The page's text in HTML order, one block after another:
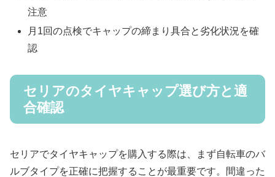
注意
月1回の点検でキャップの締まり具合と劣化状況を確
認
セリアのタイヤキャップ選び方と適
合確認
セリアでタイヤキャップを購入する際は、まず自転車のバ
ルブタイプを正確に把握することが最重要です。間違った